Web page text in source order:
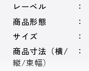
レーベル
商品形態
サイズ
商品寸法（横/
縦/束幅）